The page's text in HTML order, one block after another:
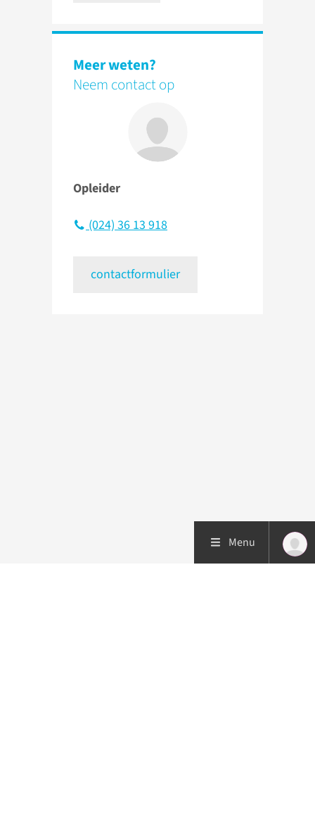
Meer weten?
Neem contact op
Opleider
(024) 36 13 918
contactformulier
Menu